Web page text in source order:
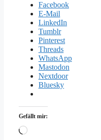
Facebook
E-Mail
LinkedIn
Tumblr
Pinterest
Threads
WhatsApp
Mastodon
Nextdoor
Bluesky
Gefällt mir:
Wird